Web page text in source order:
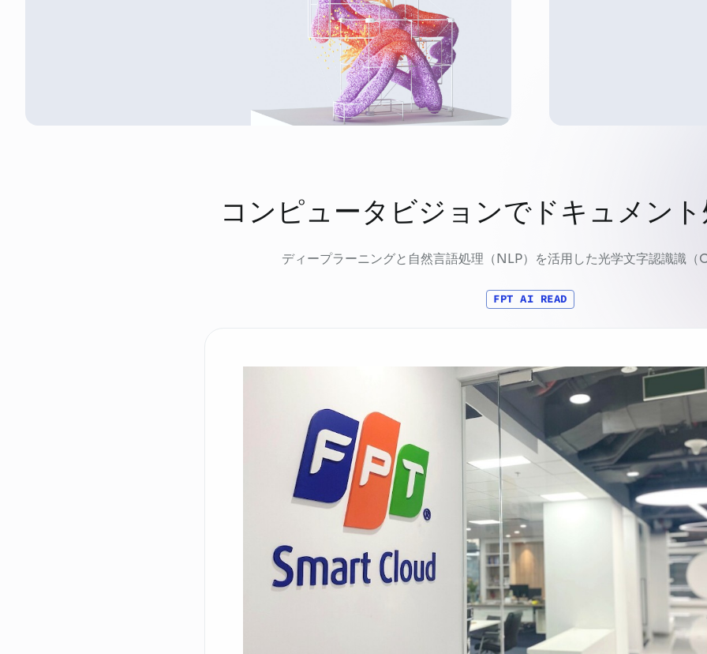
コンピュータビジョンでドキュメン
ディープラーニングと自然言語処理（NLP）を活用した光学文字認識識（
FPT AI READ